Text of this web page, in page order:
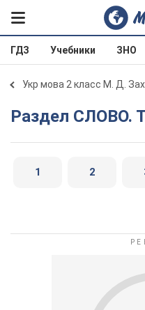
ГДЗ Учебники ЗНО
Укр мова 2 класс М. Д.
Раздел СЛОВО.
1 2